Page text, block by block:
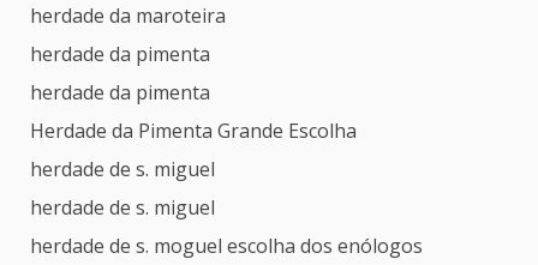
herdade da maroteira
herdade da pimenta
herdade da pimenta
Herdade da Pimenta Grande Escolha
herdade de s. miguel
herdade de s. miguel
herdade de s. moguel escolha dos enólogos